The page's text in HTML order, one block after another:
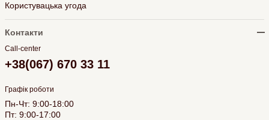
Користувацька угода
Контакти
Call-center
+38(067) 670 33 11
Графік роботи
Пн-Чт: 9:00-18:00
Пт: 9:00-17:00